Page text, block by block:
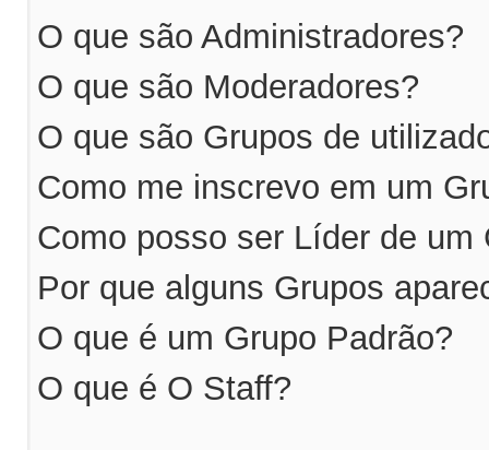
O que são Administradores?
O que são Moderadores?
O que são Grupos de
Como me inscrevo em um
Como posso ser Líder de um
Por que alguns Grupos
O que é um Grupo Padrão?
O que é O Staff?